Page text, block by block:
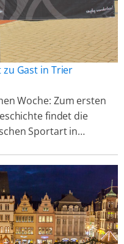
Gast in Trier
Woche: Zum ersten
findet die
Sportart in…